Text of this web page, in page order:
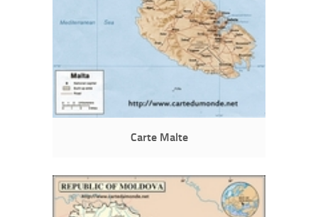
Carte Malte